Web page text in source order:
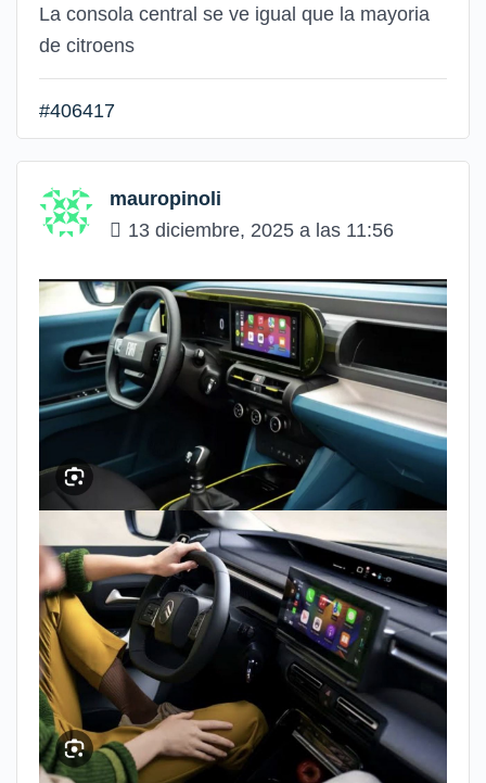
La consola central se ve igual que la mayoria
de citroens
#406417
mauropinoli
13 diciembre, 2025 a las 11:56